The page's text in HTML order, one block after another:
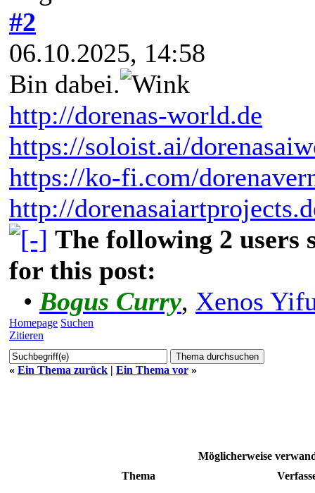
#2
06.10.2025, 14:58
Bin dabei.
http://dorenas-world.de
https://soloist.ai/
https://ko-fi.com/
http://
The following 2 users
for this post:
• Bogus Curry, Xenos
Homepage Suchen
Zitieren
« Ein Thema zurück | Ein Thema vor »
Möglicherweise
Thema